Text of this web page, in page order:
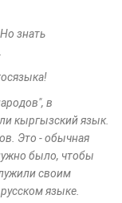
знать
в
кыргызский язык.
Это - обычная
было, чтобы
своим
языке.